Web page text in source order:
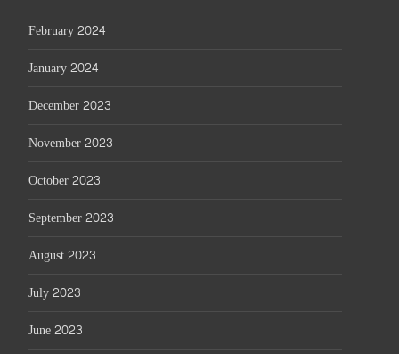
February 2024
January 2024
December 2023
November 2023
October 2023
September 2023
August 2023
July 2023
June 2023